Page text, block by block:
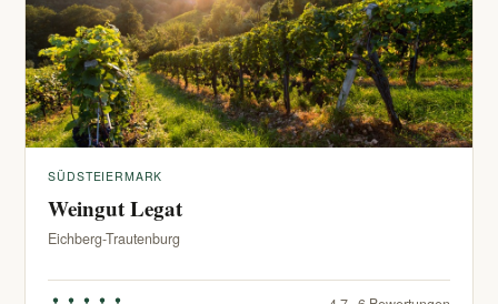
SÜDSTEIERMARK
Weingut Legat
Eichberg-Trautenburg